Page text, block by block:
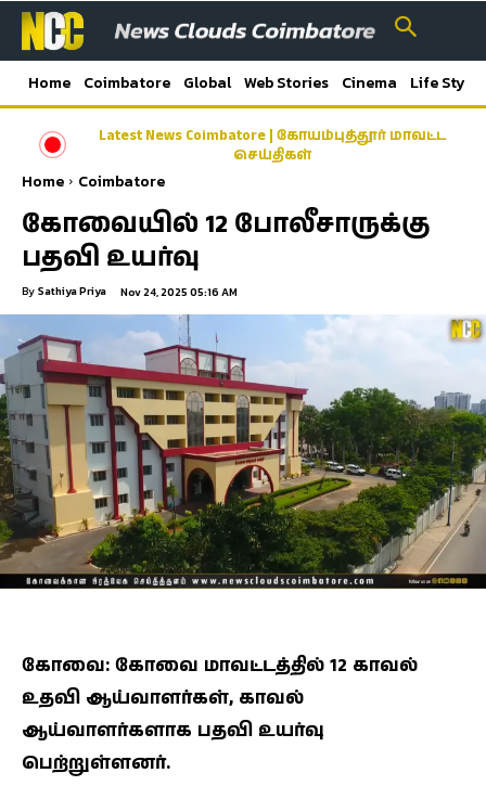
Home Coimbatore Global Web Stories Cinema Life Style
Latest News Coimbatore | கோயம்புத்தூர் மாவட்ட
செய்திகள்
Home Coimbatore
கோவையில் 12 போலீசாருக்கு
பதவி உயர்வு
By Sathiya Priya Nov 24, 2025 05:16 AM
கோவை: கோவை மாவட்டத்தில் 12 காவல்
உதவி ஆய்வாளர்கள், காவல்
ஆய்வாளர்களாக பதவி உயர்வு
பெற்றுள்ளனர்.